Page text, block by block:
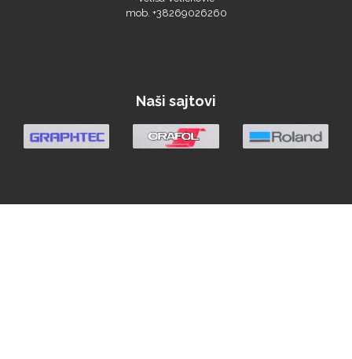
We R Memory Keepers
mob. +38269026260
Naši sajtovi